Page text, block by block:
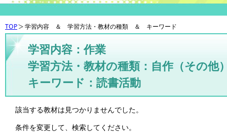
TOP 学習内容 ＆ 学習方法・教材の種類 ＆ キーワード
学習内容：作業
学習方法・教材の種類：自作（その他
キーワード：読書活動
該当する教材は見つかりませんでした。
条件を変更して、検索してください。